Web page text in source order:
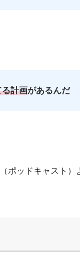
る計画があるんだ
ポッドキャスト）